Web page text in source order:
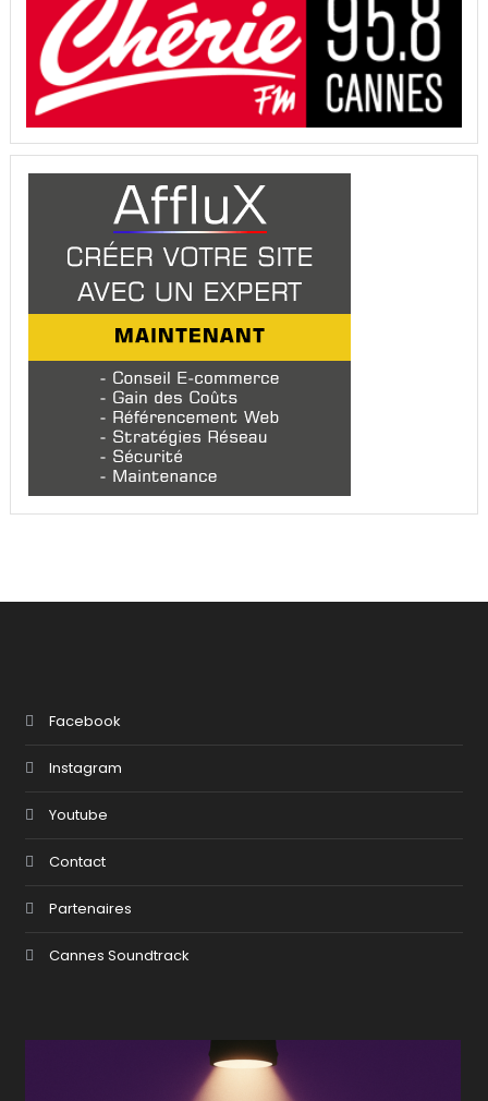
Facebook
Instagram
Youtube
Contact
Partenaires
Cannes Soundtrack